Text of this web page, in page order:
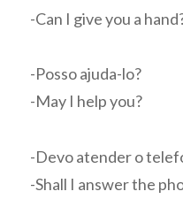
-Can I give you a
-Posso ajuda-lo?
-May I help you?
-Devo atender o
-Shall I answer the